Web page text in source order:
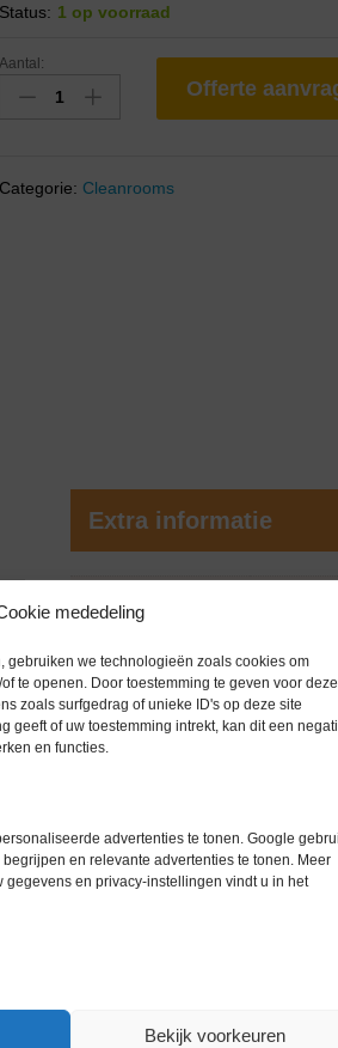
mededeling
gebruiken we technologieën zoals cookies om
te openen. Door toestemming te geven voor deze
zoals surfgedrag of unieke ID's op deze site
geeft of uw toestemming intrekt, kan dit een
en functies.
advertenties te tonen. Google
en relevante advertenties te tonen. Meer
gegevens en privacy-instellingen vindt u in het
Bekijk voorkeuren
Status: 1 op voorraad
Aantal:
Offerte
Categorie: Cleanrooms
Extra informatie
Merk Overige